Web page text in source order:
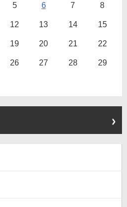
5 6 7 8
12 13 14 15
19 20 21 22
26 27 28 29